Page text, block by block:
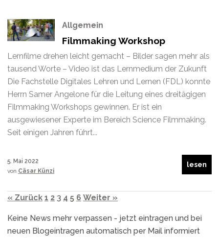
Allgemein
Filmmaking Workshop
Lernfilme drehen leicht gemacht – Bilder sagen mehr als
tausend Worte – Video ist das Lernmedium der Zukunft
Die Fachstelle Digitales Lehren und Lernen (FDL) konnte
Herrn Samer Angelone für die Leitung eines dreitägigen
Filmmaking Workshops gewinnen. Er ist ein
ausgewiesener Experte im Bereich Science Filmmaking.
Seit einigen Jahren führt...
5. Mai 2022
von Cäsar Künzi
lesen
« Zurück 1 2 3 4 5 6 Weiter »
Keine News mehr verpassen - jetzt eintragen und bei
neuen Blogeintragen automatisch per Mail informiert